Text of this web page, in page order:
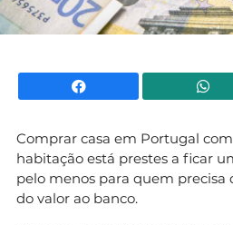
Facebook
Comprar casa em Portugal
habitação está prestes a ficar
pelo menos para quem
do valor ao banco.